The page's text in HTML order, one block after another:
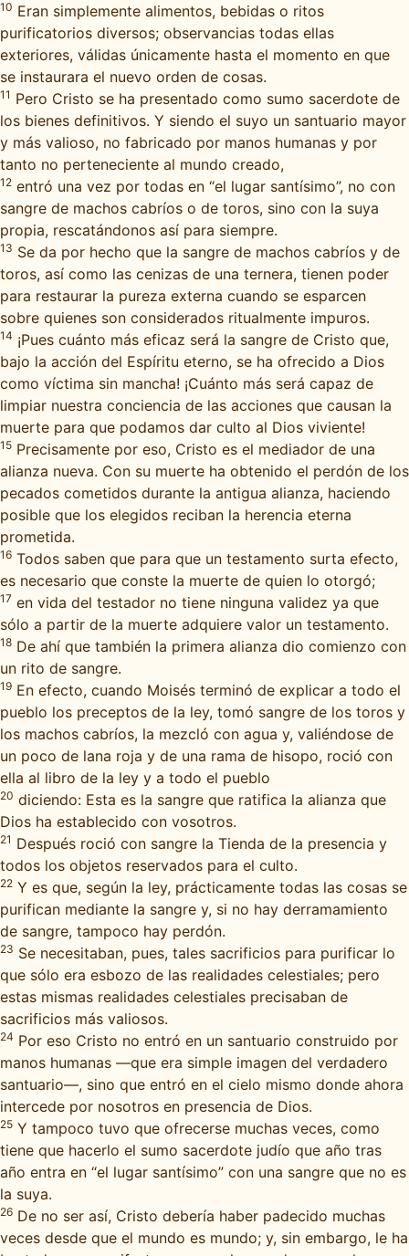
10 Eran simplemente alimentos, bebidas o ritos
purificatorios diversos; observancias todas ellas
exteriores, válidas únicamente hasta el momento en que
se instaurara el nuevo orden de cosas.
11 Pero Cristo se ha presentado como sumo sacerdote de
los bienes definitivos. Y siendo el suyo un santuario mayor
y más valioso, no fabricado por manos humanas y por
tanto no perteneciente al mundo creado,
12 entró una vez por todas en “el lugar santísimo”, no con
sangre de machos cabríos o de toros, sino con la suya
propia, rescatándonos así para siempre.
13 Se da por hecho que la sangre de machos cabríos y de
toros, así como las cenizas de una ternera, tienen poder
para restaurar la pureza externa cuando se esparcen
sobre quienes son considerados ritualmente impuros.
14 ¡Pues cuánto más eficaz será la sangre de Cristo que,
bajo la acción del Espíritu eterno, se ha ofrecido a Dios
como víctima sin mancha! ¡Cuánto más será capaz de
limpiar nuestra conciencia de las acciones que causan la
muerte para que podamos dar culto al Dios viviente!
15 Precisamente por eso, Cristo es el mediador de una
alianza nueva. Con su muerte ha obtenido el perdón de los
pecados cometidos durante la antigua alianza, haciendo
posible que los elegidos reciban la herencia eterna
prometida.
16 Todos saben que para que un testamento surta efecto,
es necesario que conste la muerte de quien lo otorgó;
17 en vida del testador no tiene ninguna validez ya que
sólo a partir de la muerte adquiere valor un testamento.
18 De ahí que también la primera alianza dio comienzo con
un rito de sangre.
19 En efecto, cuando Moisés terminó de explicar a todo el
pueblo los preceptos de la ley, tomó sangre de los toros y
los machos cabríos, la mezcló con agua y, valiéndose de
un poco de lana roja y de una rama de hisopo, roció con
ella al libro de la ley y a todo el pueblo
20 diciendo: Esta es la sangre que ratifica la alianza que
Dios ha establecido con vosotros.
21 Después roció con sangre la Tienda de la presencia y
todos los objetos reservados para el culto.
22 Y es que, según la ley, prácticamente todas las cosas se
purifican mediante la sangre y, si no hay derramamiento
de sangre, tampoco hay perdón.
23 Se necesitaban, pues, tales sacrificios para purificar lo
que sólo era esbozo de las realidades celestiales; pero
estas mismas realidades celestiales precisaban de
sacrificios más valiosos.
24 Por eso Cristo no entró en un santuario construido por
manos humanas —que era simple imagen del verdadero
santuario—, sino que entró en el cielo mismo donde ahora
intercede por nosotros en presencia de Dios.
25 Y tampoco tuvo que ofrecerse muchas veces, como
tiene que hacerlo el sumo sacerdote judío que año tras
año entra en “el lugar santísimo” con una sangre que no es
la suya.
26 De no ser así, Cristo debería haber padecido muchas
veces desde que el mundo es mundo; y, sin embargo, le ha